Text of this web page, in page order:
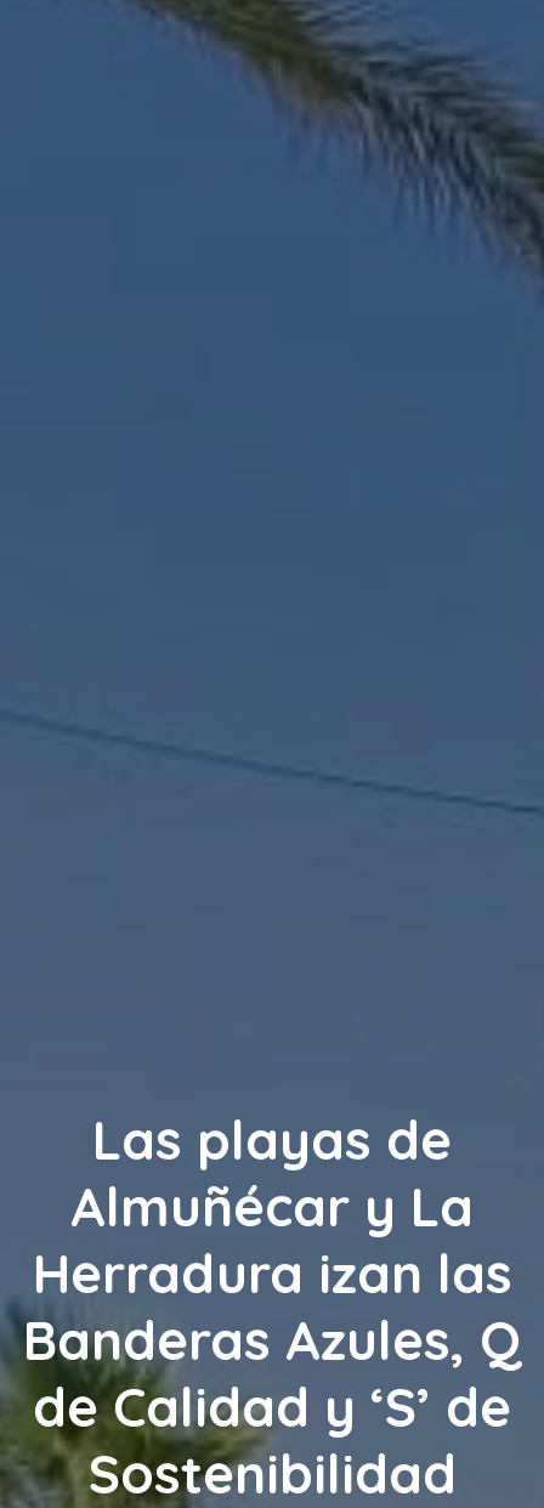
Las playas de
Almuñécar y La
Herradura izan las
Banderas Azules, Q
de Calidad y ‘S’ de
Sostenibilidad